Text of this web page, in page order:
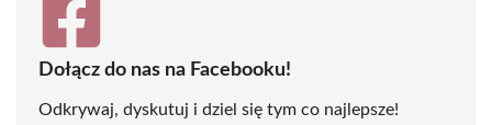
Dołącz do nas na Facebooku!
Odkrywaj, dyskutuj i dziel się tym co najlepsze!